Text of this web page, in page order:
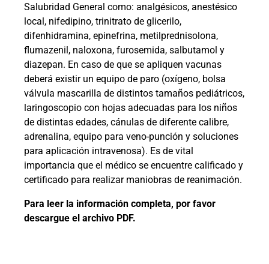
Salubridad General como: analgésicos, anestésico
local, nifedipino, trinitrato de glicerilo,
difenhidramina, epinefrina, metilprednisolona,
flumazenil, naloxona, furosemida, salbutamol y
diazepan. En caso de que se apliquen vacunas
deberá existir un equipo de paro (oxígeno, bolsa
válvula mascarilla de distintos tamaños pediátricos,
laringoscopio con hojas adecuadas para los niños
de distintas edades, cánulas de diferente calibre,
adrenalina, equipo para veno-punción y soluciones
para aplicación intravenosa). Es de vital
importancia que el médico se encuentre calificado y
certificado para realizar maniobras de reanimación.
Para leer la información completa, por favor
descargue el archivo PDF.